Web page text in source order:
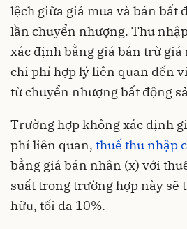
lệch giữa giá mua và bán bất
lần chuyển nhượng. Thu
xác định bằng giá bán trừ giá
chi phí hợp lý liên quan đến
từ chuyển nhượng bất động
Trường hợp không xác định
phí liên quan, thuế thu nhập
bằng giá bán nhân (x) với
suất trong trường hợp này sẽ
hữu, tối đa 10%.